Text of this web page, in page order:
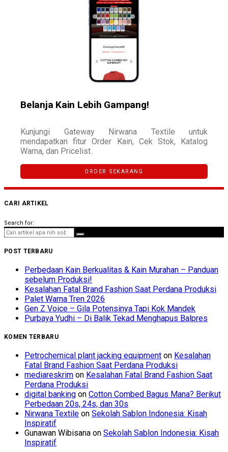
Belanja Kain Lebih Gampang!
Kunjungi Gateway Nirwana Textile untuk
mendapatkan fitur Order Kain, Cek Stok, Katalog
Warna, dan Pricelist.
ORDER SEKARANG
CARI ARTIKEL
Search for:
POST TERBARU
Perbedaan Kain Berkualitas & Kain Murahan – Panduan
sebelum Produksi!
Kesalahan Fatal Brand Fashion Saat Perdana Produksi
Palet Warna Tren 2026
Gen Z Voice – Gila Potensinya Tapi Kok Mandek
Purbaya Yudhi – Di Balik Tekad Menghapus Balpres
KOMEN TERBARU
Petrochemical plant jacking equipment on Kesalahan
Fatal Brand Fashion Saat Perdana Produksi
mediareskrim on Kesalahan Fatal Brand Fashion Saat
Perdana Produksi
digital banking on Cotton Combed Bagus Mana? Berikut
Perbedaan 20s, 24s, dan 30s
Nirwana Textile on Sekolah Sablon Indonesia: Kisah
Inspiratif
Gunawan Wibisana on Sekolah Sablon Indonesia: Kisah
Inspiratif